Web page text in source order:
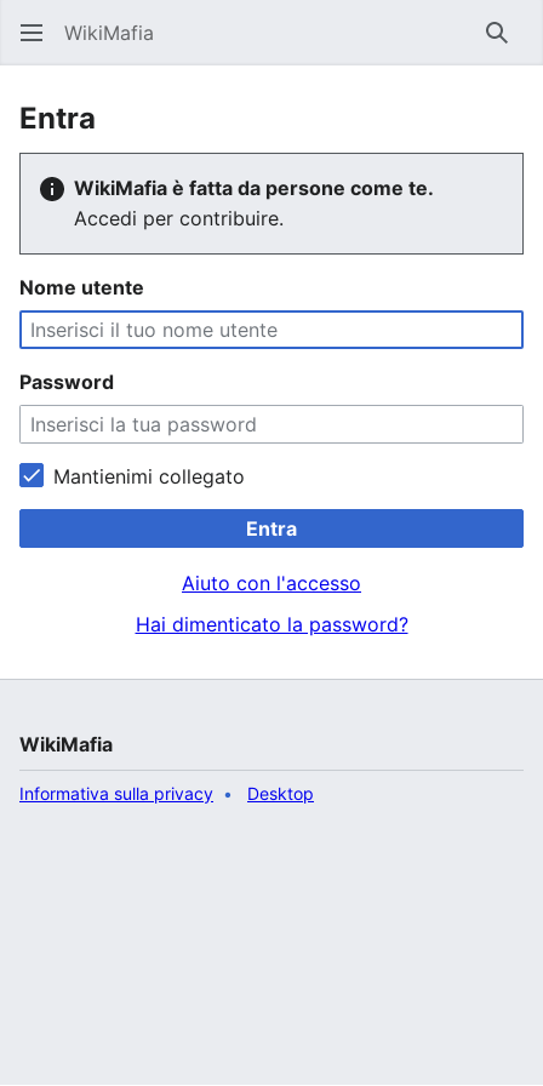
WikiMafia
Entra
WikiMafia è fatta da persone come te.
Accedi per contribuire.
Nome utente
Password
Mantienimi collegato
Entra
Aiuto con l'accesso
Hai dimenticato la password?
WikiMafia
Informativa sulla privacy Desktop